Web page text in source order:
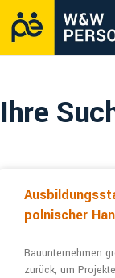
Ihre
polnischer
Bauunternehmen
zurück, um